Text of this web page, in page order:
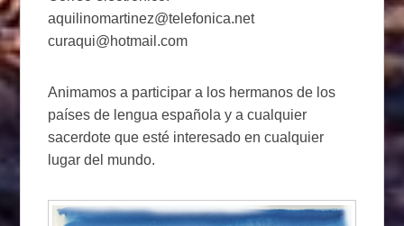
aquilinomartinez@telefonica.net
curaqui@hotmail.com
Animamos a participar a los hermanos de los
países de lengua española y a cualquier
sacerdote que esté interesado en cualquier
lugar del mundo.